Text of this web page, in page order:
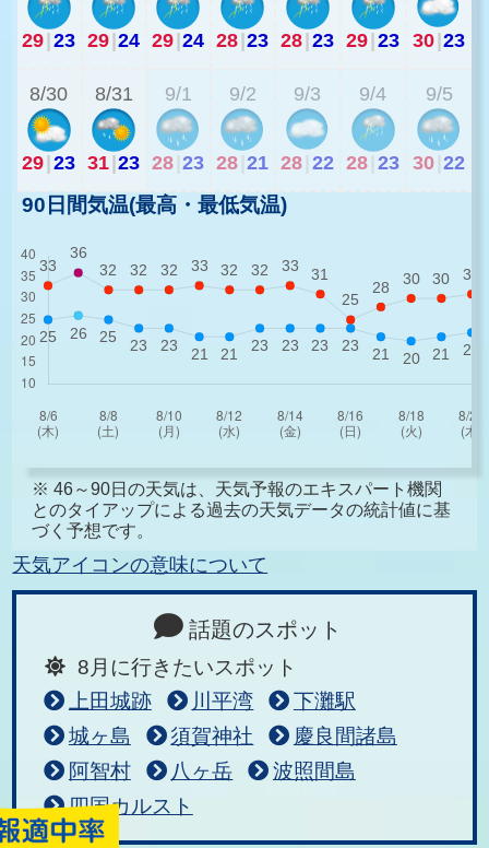
29|23 29|24 29|24 28|23 28|23 29|23 30|23
8/30
29|23
8/31
31|23
9/1
28 23
9/2
28 21
9/3
28 22
9/4
28 23
9/5
30 22
90日間気温(最高・最低気温)
※ 46～90日の天気は、天気予報のエキスパート機関
とのタイアップによる過去の天気データの統計値に基
づく予想です。
天気アイコンの意味について
話題のスポット
8月に行きたいスポット
上田城跡
川平湾
下灘駅
城ヶ島
須賀神社
慶良間諸島
阿智村
八ヶ岳
波照間島
四国カルスト